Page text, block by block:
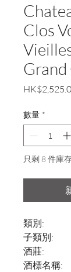
Clos
數量 *
只剩 8 件庫
類別:
子類別:
酒莊:
酒標名稱: